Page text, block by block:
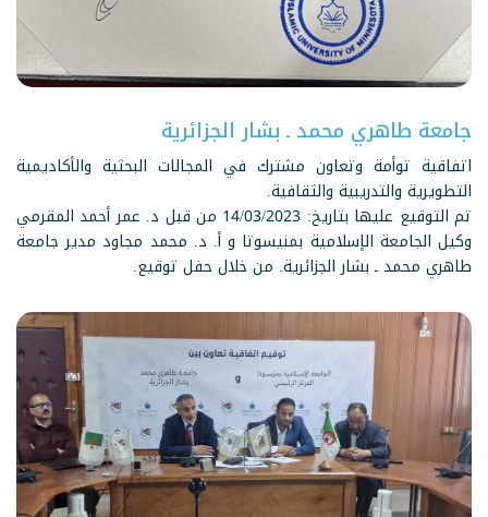
جامعة طاهري محمد ـ بشار الجزائرية
اتفاقية توأمة وتعاون مشترك في المجالات البحثية والأكاديمية
التطويرية والتدريبية والثقافية.
تم التوقيع عليها بتاريخ: 14/03/2023 من قبل د. عمر أحمد المقرمي
وكيل الجامعة الإسلامية بمنيسوتا و أ. د. محمد مجاود مدير جامعة
طاهري محمد ـ بشار الجزائرية. من خلال حفل توقيع.